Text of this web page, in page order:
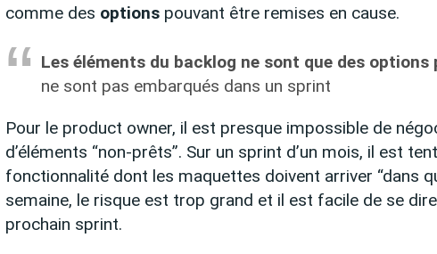
comme des options pouvant être remises en cause.
Les éléments du backlog ne sont que des options
ne sont pas embarqués dans un sprint
Pour le product owner, il est presque impossible de
d’éléments “non-prêts”. Sur un sprint d’un mois, il est
fonctionnalité dont les maquettes doivent arriver “dans
semaine, le risque est trop grand et il est facile de se
prochain sprint.